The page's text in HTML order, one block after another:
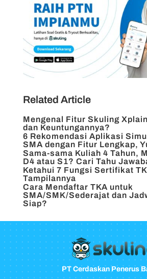
Related Article
Mengenal Fitur Skuling
dan Keuntungannya?
6 Rekomendasi Aplikasi
SMA dengan Fitur Lengkap,
Sama-sama Kuliah 4 Tahun,
D4 atau S1? Cari Tahu
Ketahui 7 Fungsi Sertifikat
Tampilannya
Cara Mendaftar TKA untuk
SMA/SMK/Sederajat dan
Siap?
PT Cerdaskan Penerus